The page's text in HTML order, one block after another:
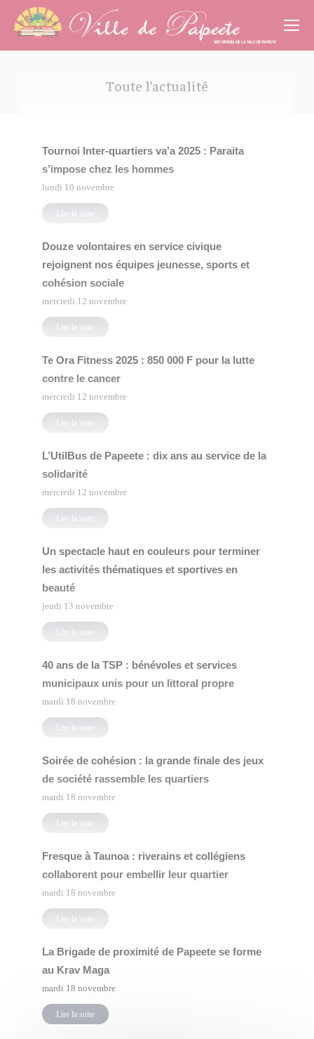
Toute l’actualité
Tournoi Inter-quartiers va’a 2025 : Paraita
s’impose chez les hommes
lundi 10 novembre
Lire la suite
Douze volontaires en service civique
rejoignent nos équipes jeunesse, sports et
cohésion sociale
mercredi 12 novembre
Lire la suite
Te Ora Fitness 2025 : 850 000 F pour la lutte
contre le cancer
mercredi 12 novembre
Lire la suite
L’UtilBus de Papeete : dix ans au service de la
solidarité
mercredi 12 novembre
Lire la suite
Un spectacle haut en couleurs pour terminer
les activités thématiques et sportives en
beauté
jeudi 13 novembre
Lire la suite
40 ans de la TSP : bénévoles et services
municipaux unis pour un littoral propre
mardi 18 novembre
Lire la suite
Soirée de cohésion : la grande finale des jeux
de société rassemble les quartiers
mardi 18 novembre
Lire la suite
Fresque à Taunoa : riverains et collégiens
collaborent pour embellir leur quartier
mardi 18 novembre
Lire la suite
La Brigade de proximité de Papeete se forme
au Krav Maga
mardi 18 novembre
Lire la suite
Cookies management panel